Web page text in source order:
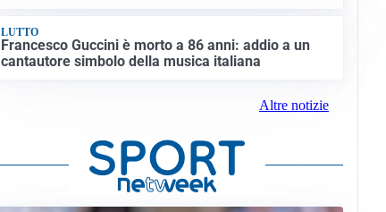
LUTTO
Francesco Guccini è morto a 86 anni: addio a un
cantautore simbolo della musica italiana
Altre notizie